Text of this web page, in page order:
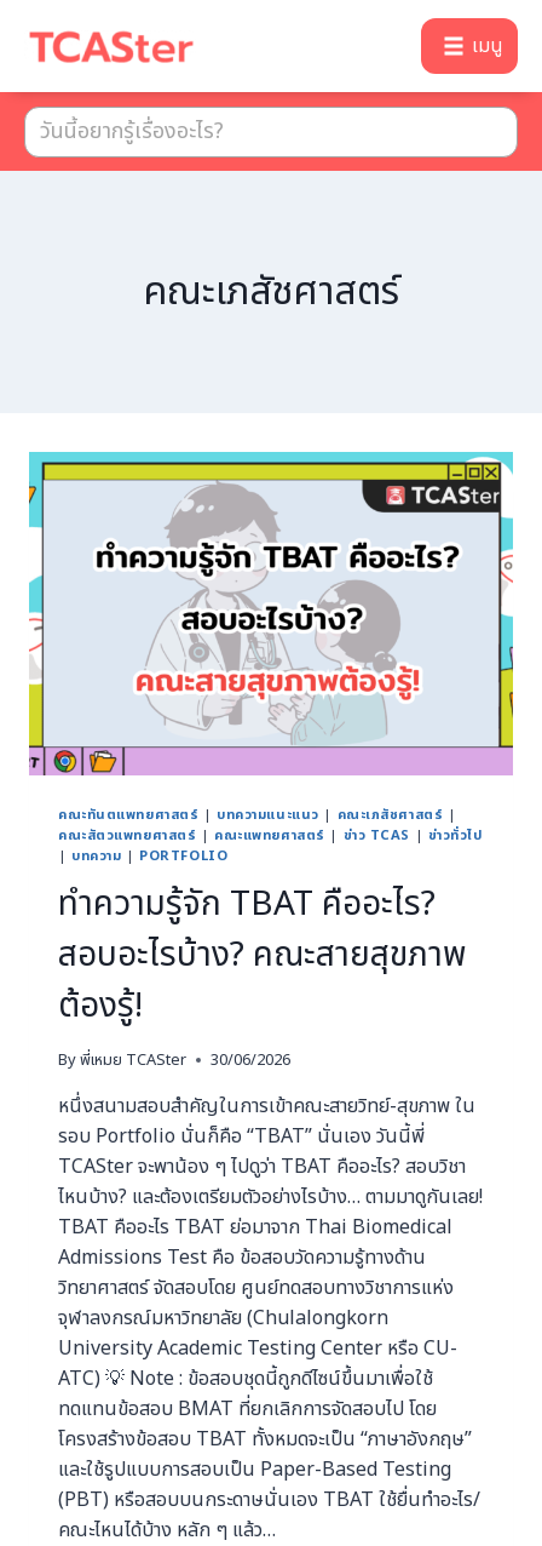
เมนู
คณะเภสัชศาสตร์
คณะทันตแพทยศาสตร์ | บทความแนะแนว | คณะเภสัชศาสตร์ |
คณะสัตวแพทยศาสตร์ | คณะแพทยศาสตร์ | ข่าว TCAS | ข่าวทั่วไป
| บทความ | PORTFOLIO
ทำความรู้จัก TBAT คืออะไร?
สอบอะไรบ้าง? คณะสายสุขภาพ
ต้องรู้!
Byพี่เหมย TCASter 30/06/2026
หนึ่งสนามสอบสำคัญในการเข้าคณะสายวิทย์-สุขภาพ ใน
รอบ Portfolio นั่นก็คือ “TBAT” นั่นเอง วันนี้พี่
TCASter จะพาน้อง ๆ ไปดูว่า TBAT คืออะไร? สอบวิชา
ไหนบ้าง? และต้องเตรียมตัวอย่างไรบ้าง… ตามมาดูกันเลย!
TBAT คืออะไร TBAT ย่อมาจาก Thai Biomedical
Admissions Test คือ ข้อสอบวัดความรู้ทางด้าน
วิทยาศาสตร์ จัดสอบโดย ศูนย์ทดสอบทางวิชาการแห่ง
จุฬาลงกรณ์มหาวิทยาลัย (Chulalongkorn
University Academic Testing Center หรือ CU-
ATC) 💡 Note : ข้อสอบชุดนี้ถูกดีไซน์ขึ้นมาเพื่อใช้
ทดแทนข้อสอบ BMAT ที่ยกเลิกการจัดสอบไป โดย
โครงสร้างข้อสอบ TBAT ทั้งหมดจะเป็น “ภาษาอังกฤษ”
และใช้รูปแบบการสอบเป็น Paper-Based Testing
(PBT) หรือสอบบนกระดาษนั่นเอง TBAT ใช้ยื่นทำอะไร/
คณะไหนได้บ้าง หลัก ๆ แล้ว…